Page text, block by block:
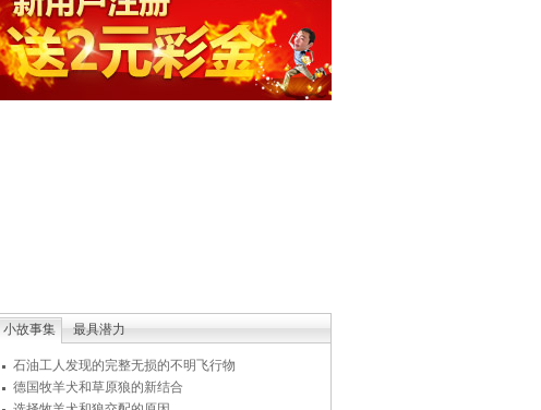
小故事集 最具潜力
石油工人发现的完整无损的不明飞行物
德国牧羊犬和草原狼的新结合